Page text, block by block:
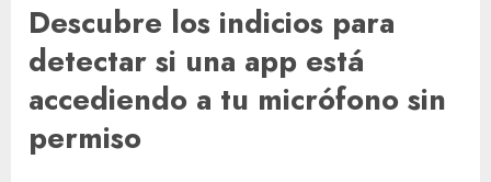
Descubre los indicios para
detectar si una app está
accediendo a tu micrófono sin
permiso